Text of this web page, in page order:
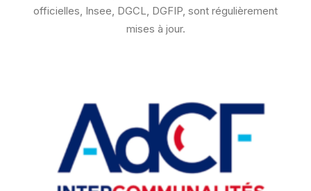
officielles, Insee, DGCL, DGFIP, sont régulièrement
mises à jour.